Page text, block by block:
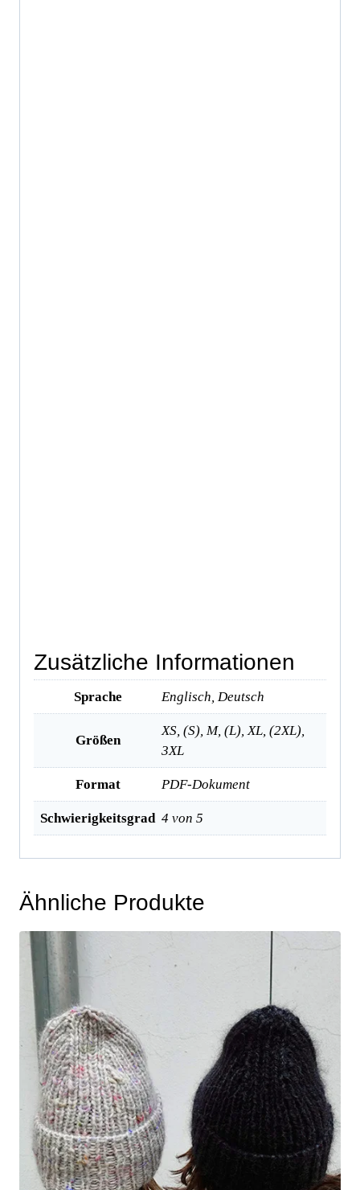
Zusätzliche Informationen
Sprache Englisch, Deutsch
Größen
XS, (S), M, (L), XL, (2XL),
3XL
Format PDF-Dokument
Schwierigkeitsgrad 4 von 5
Ähnliche Produkte